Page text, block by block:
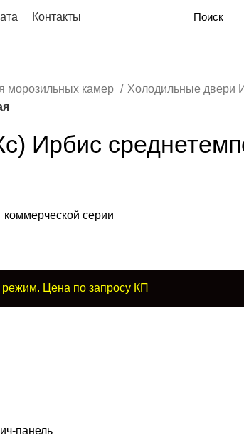
Контакты
морозильных камер Холодильные двери
Ирбис
серии
Цена по запросу КП
панель